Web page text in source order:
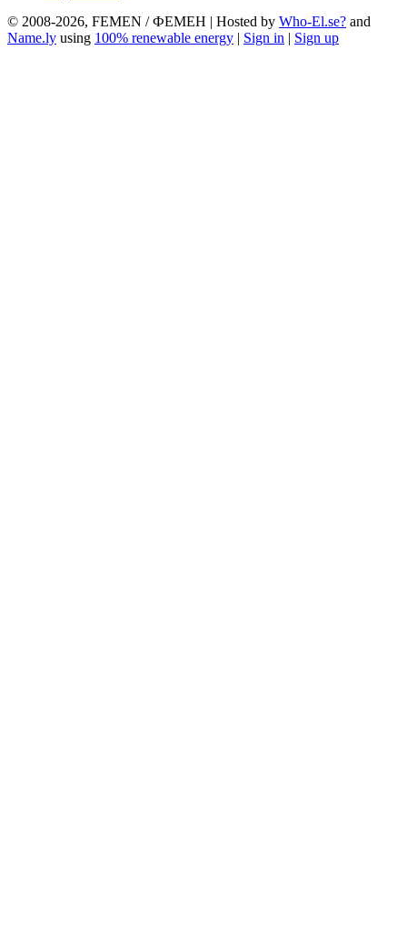
© 2008-2026, FEMEN / ФЕМЕН | Hosted by Who-El.se? and
Name.ly using 100% renewable energy | Sign in | Sign up